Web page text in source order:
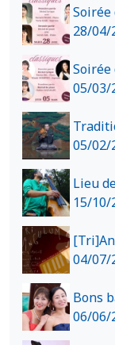
28/04/
05/03/
05/02/
Lieu
15/10/
04/07/
Bons
06/06/